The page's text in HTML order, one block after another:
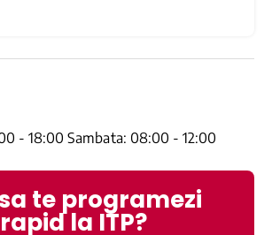
- 18:00 Sambata: 08:00 - 12:00
te programezi
rapid la ITP?